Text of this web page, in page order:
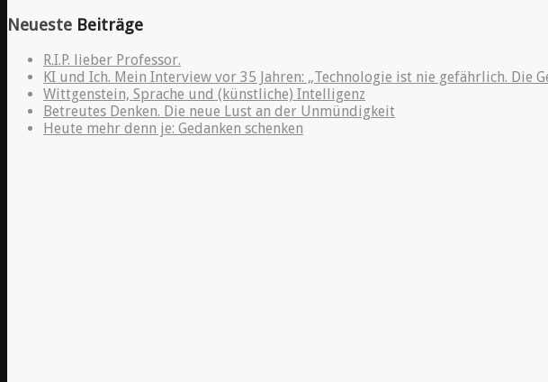
Neueste Beiträge
R.I.P. lieber Professor.
KI und Ich. Mein Interview vor 35 Jahren: „Technologie ist nie gefährlich. Die
Wittgenstein, Sprache und (künstliche) Intelligenz
Betreutes Denken. Die neue Lust an der Unmündigkeit
Heute mehr denn je: Gedanken schenken